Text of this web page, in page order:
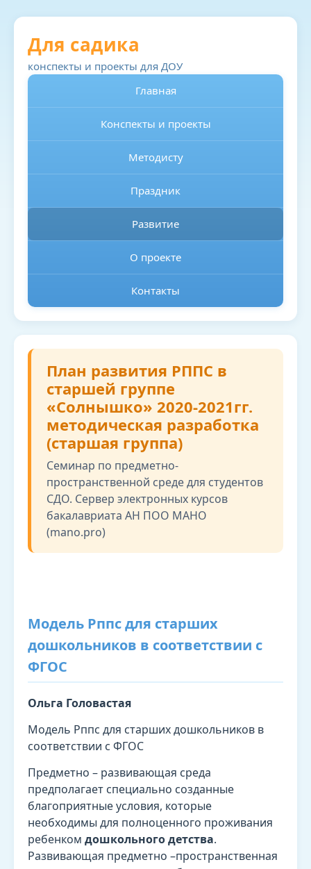
Для садика
конспекты и проекты для ДОУ
Главная
Конспекты и проекты
Методисту
Праздник
Развитие
О проекте
Контакты
План развития РППС в
старшей группе
«Солнышко» 2020-2021гг.
методическая разработка
(старшая группа)
Семинар по предметно-
пространственной среде для студентов
СДО. Сервер электронных курсов
бакалавриата АН ПОО МАНО
(mano.pro)
Модель Рппс для старших
дошкольников в соответствии с
ФГОС
Ольга Головастая
Модель Рппс для старших дошкольников в
соответствии с ФГОС
Предметно – развивающая среда
предполагает специально созданные
благоприятные условия, которые
необходимы для полноценного проживания
ребенком дошкольного детства.
Развивающая предметно –пространственная